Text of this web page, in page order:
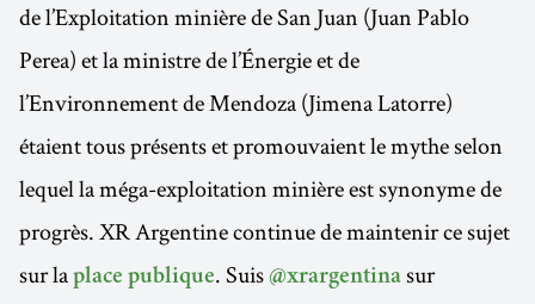
de l’Exploitation minière de San Juan (Juan Pablo
Perea) et la ministre de l’Énergie et de
l’Environnement de Mendoza (Jimena Latorre)
étaient tous présents et promouvaient le mythe selon
lequel la méga-exploitation minière est synonyme de
progrès. XR Argentine continue de maintenir ce sujet
sur la place publique. Suis @xrargentina sur